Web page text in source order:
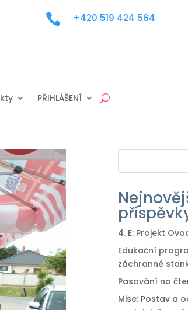
 +420 519 424 564
PŘIHLÁŠENÍ
4. E: Projekt
Edukační
záchranné
Pasování na
Mise: Postav a